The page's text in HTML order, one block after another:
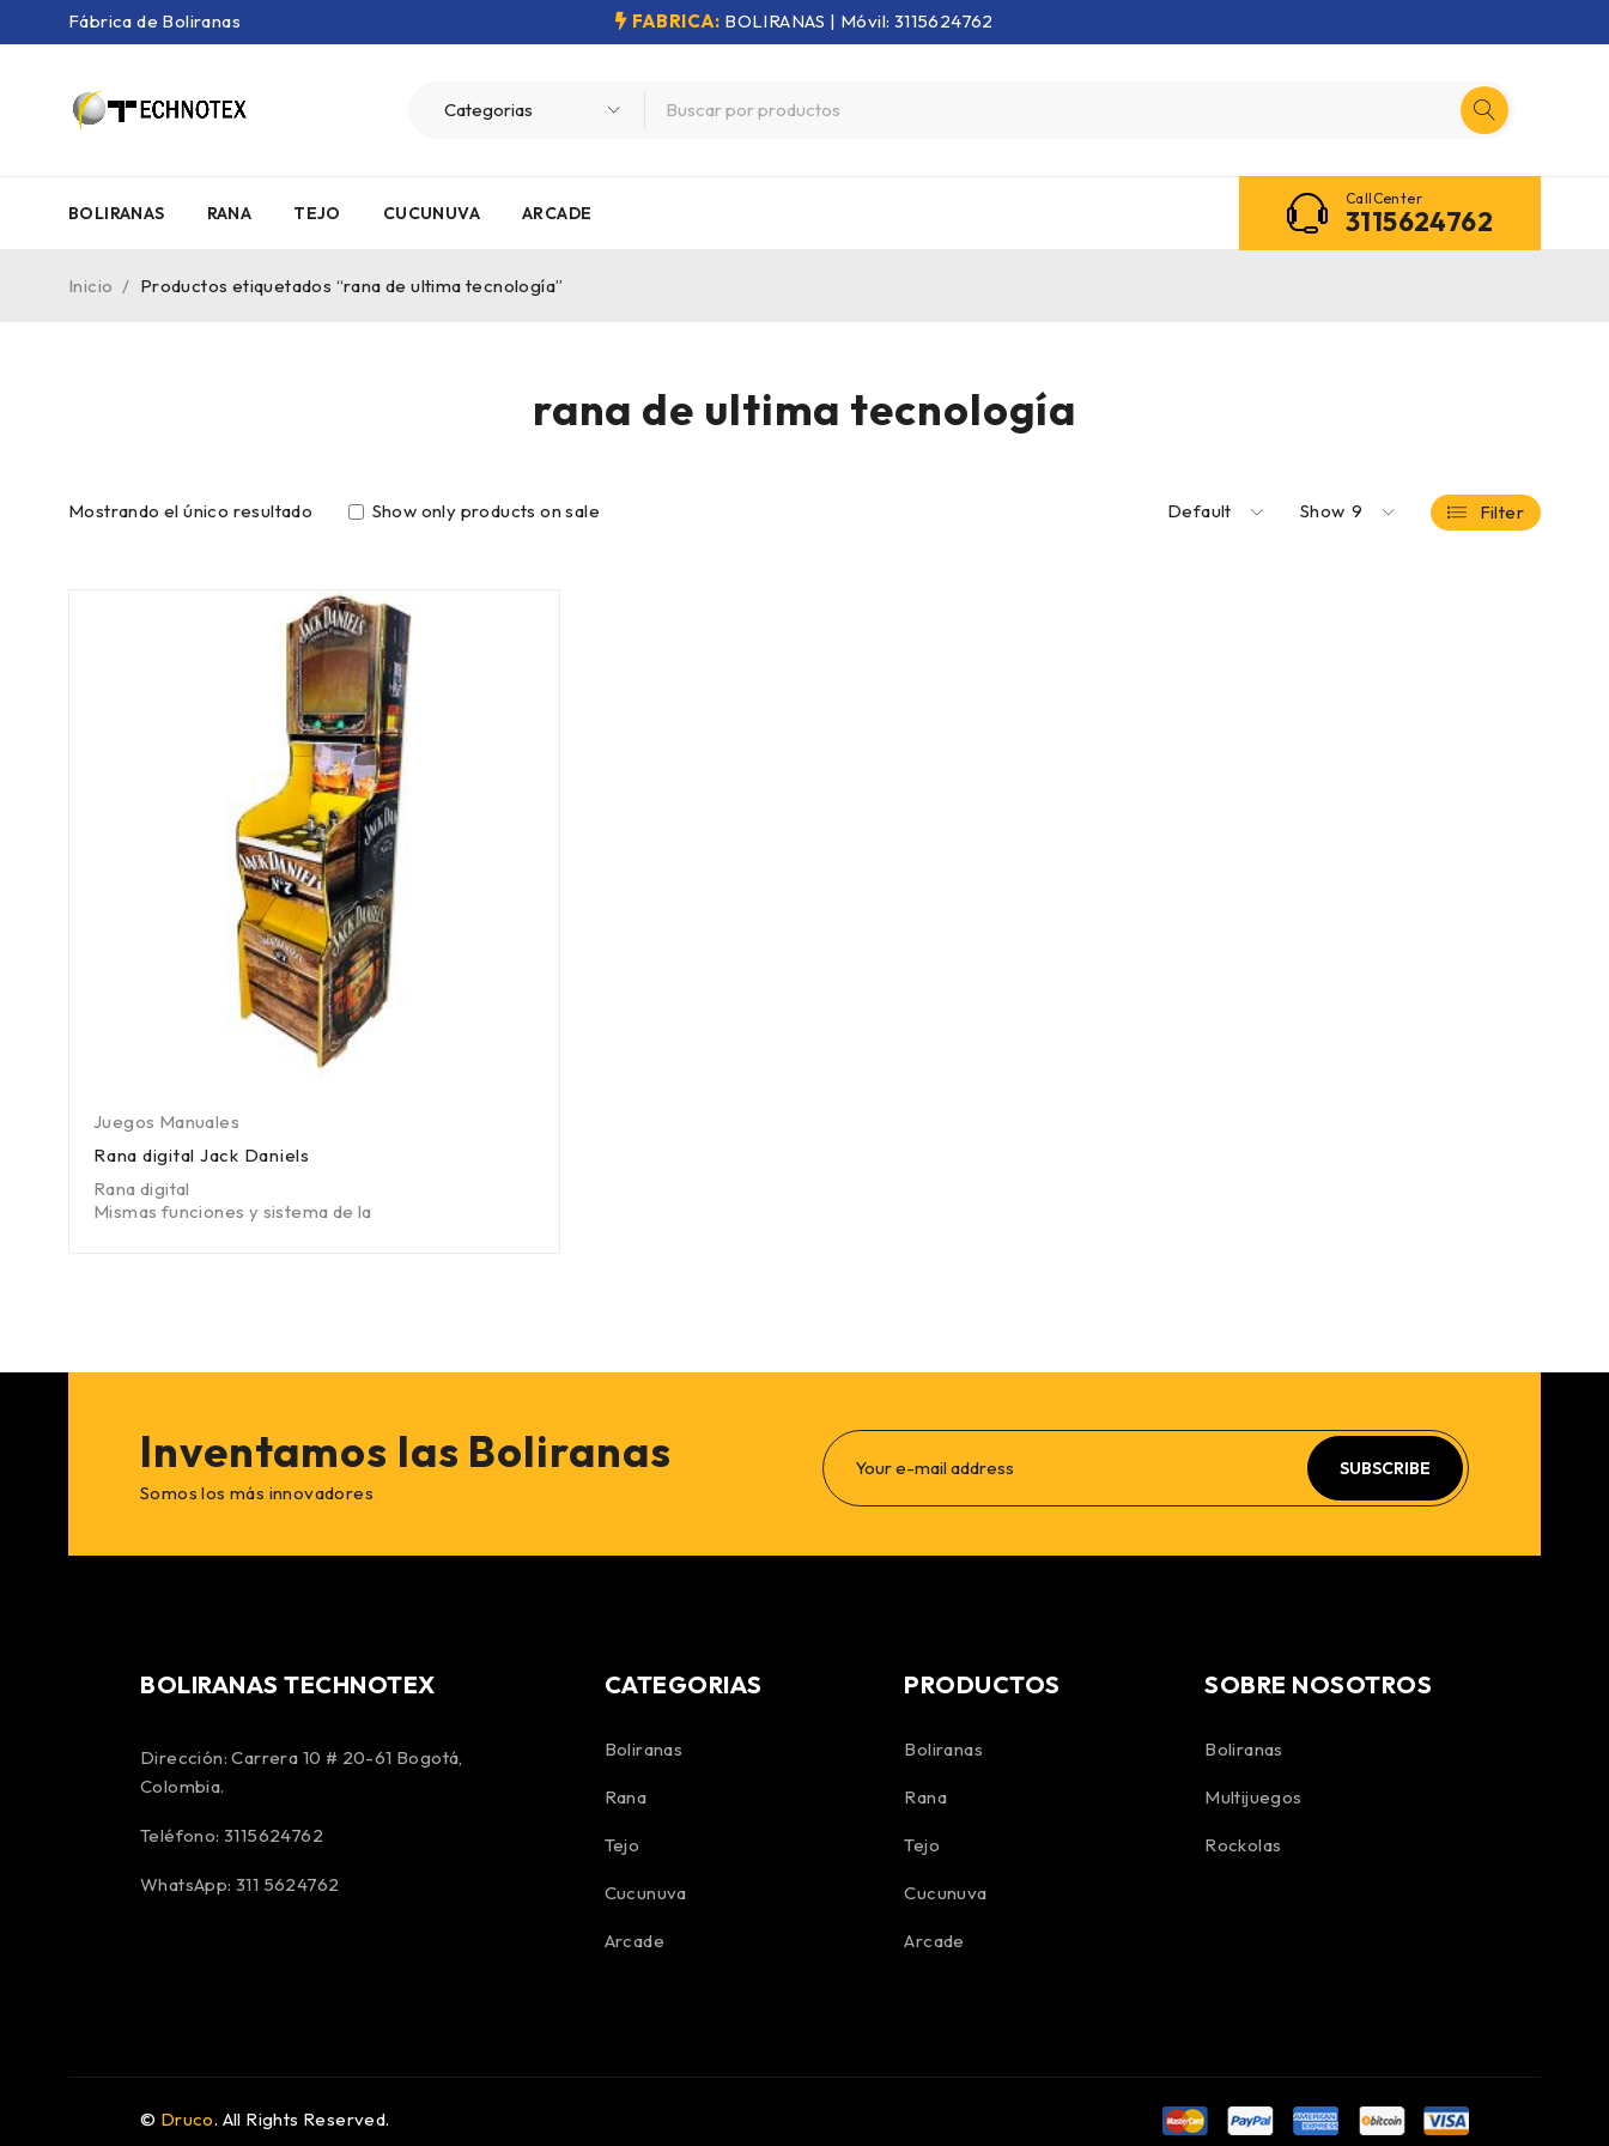
Fábrica de Boliranas FABRICA: BOLIRANAS | Móvil: 3115624762
BOLIRANAS RANA TEJO CUCUNUVA ARCADE
CallCenter
3115624762
rana de ultima tecnología
Inicio / Productos etiquetados “rana de ultima tecnología”
Mostrando el único resultado Default
Show only products on sale Show 9 Filter
Juegos Manuales
Rana digital Jack Daniels
Rana digital
Mismas funciones y sistema de la
Inventamos las Boliranas
Somos los más innovadores
SUBSCRIBE
BOLIRANAS TECHNOTEX
Dirección: Carrera 10 # 20-61 Bogotá,
Colombia.
Teléfono: 3115624762
WhatsApp: 311 5624762
CATEGORIAS
Boliranas
Rana
Tejo
Cucunuva
Arcade
PRODUCTOS
Boliranas
Rana
Tejo
Cucunuva
Arcade
SOBRE NOSOTROS
Boliranas
Multijuegos
Rockolas
© Druco. All Rights Reserved.